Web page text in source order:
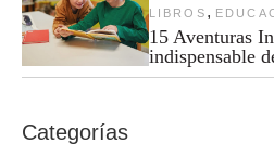
LIBROS ,
15 Aventuras
indispensable
Categorías